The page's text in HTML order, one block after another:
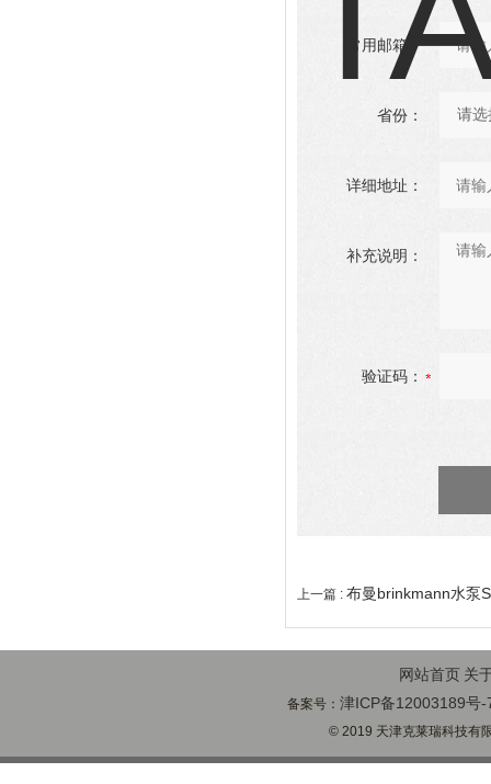
常用邮箱：
省份：
详细地址：
补充说明：
验证码：
上一篇 : 布曼brinkmann水泵
网站首页 关
备案号：津ICP备12003189号-
© 2019 天津克莱瑞科技有